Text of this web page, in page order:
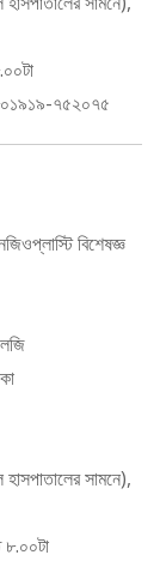
৭৫২০৭৫
বিশেষজ্ঞ
সামনে),
৮.০০টা